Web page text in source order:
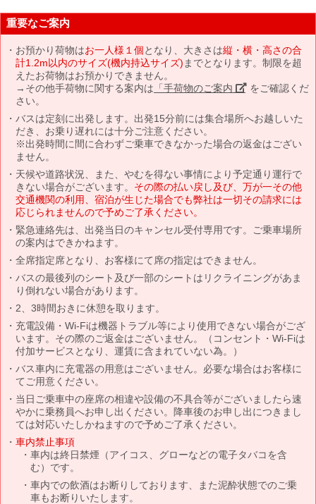
重要なご案内
お預かり荷物はお一人様１個となり、大きさは縦・横・高さの合
計1.2m以内のサイズ(機内持込サイズ) までとなります。制限を超
えたお荷物はお預かりできません。
→その他手荷物に関する案内は 「手荷物のご案内」 をご確認くだ
さい。
バスは定刻に出発します。出発15分前には集合場所へお越しいた
だき、お乗り遅れには十分ご注意ください。
※出発時間に間に合わずご乗車できなかった場合の返金はござい
ません。
天候や道路状況、また、やむを得ない事情により予定通り運行で
きない場合がございます。 その際の払い戻し及び、万が一その他
交通機関の利用、宿泊が生じた場合でも弊社は一切その請求には
応じられませんので予めご了承ください。
緊急連絡先は、出発当日のキャンセル受付専用です。ご乗車場所
の案内はできかねます。
全席指定席となり、お客様にて席の指定はできません。
バスの最後列のシート及び一部のシートはリクライニングがあま
り倒れない場合があります。
2、3時間おきに休憩を取ります。
充電設備・Wi-Fiは機器トラブル等により使用できない場合がござ
います。その際のご返金はございません。（コンセント・Wi-Fiは
付加サービスとなり、運賃に含まれていない為。）
バス車内に充電器の用意はございません。必要な場合はお客様に
てご用意ください。
当日ご乗車中の座席の相違や設備の不具合等がございましたら速
やかに乗務員へお申し出ください。降車後のお申し出につきまし
ては対応いたしかねますので予めご了承ください。
車内禁止事項
車内は終日禁煙（アイコス、グローなどの電子タバコを含
む）です。
車内での飲酒はお断りしております、また泥酔状態でのご乗
車もお断りいたします。